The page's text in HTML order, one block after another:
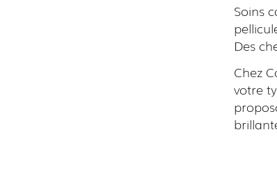
Soins
Des
Chez
votre